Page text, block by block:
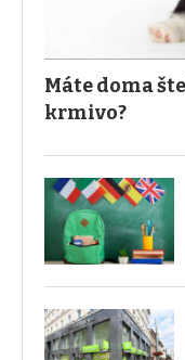
Máte doma
krmivo?